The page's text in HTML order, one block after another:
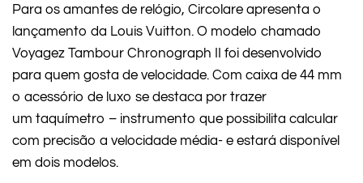
Para os amantes de relógio, Circolare apresenta o
lançamento da Louis Vuitton. O modelo chamado
Voyagez Tambour Chronograph II foi desenvolvido
para quem gosta de velocidade. Com caixa de 44 mm
o acessório de luxo se destaca por trazer
um taquímetro – instrumento que possibilita calcular
com precisão a velocidade média- e estará disponível
em dois modelos.